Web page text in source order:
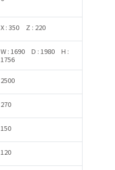
X : 350 Z : 220
W : 1690 D : 1980
H :
1756
2500
270
150
120